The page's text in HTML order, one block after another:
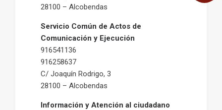
28100 – Alcobendas
Servicio Común de Actos de
Comunicación y Ejecución
916541136
916258637
C/ Joaquín Rodrigo, 3
28100 – Alcobendas
Información y Atención al ciudadano